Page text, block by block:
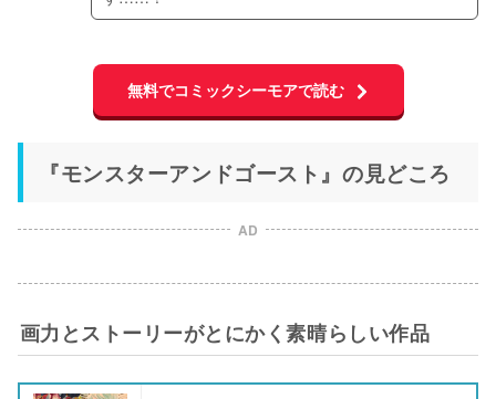
無料でコミックシーモアで読む
『モンスターアンドゴースト』の見どころ
AD
画力とストーリーがとにかく素晴らしい作品